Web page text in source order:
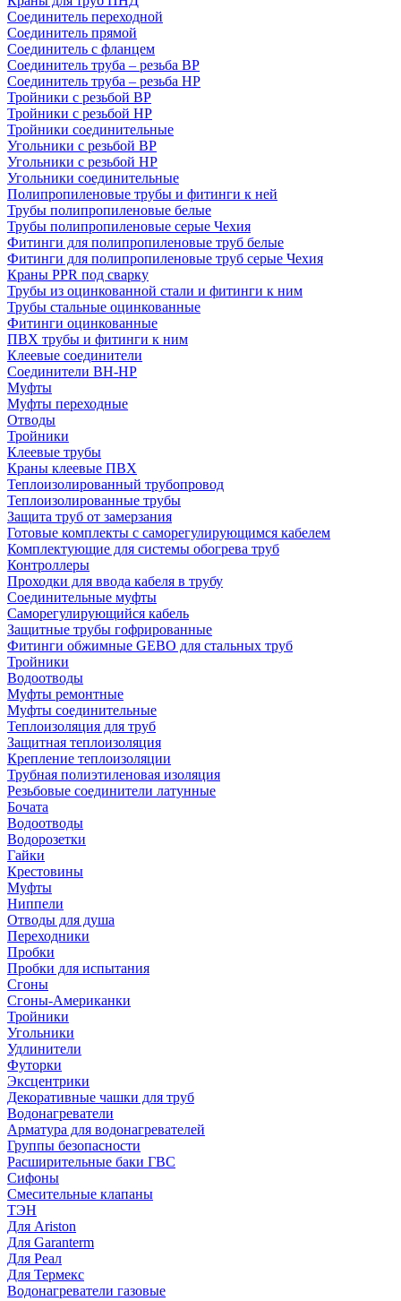
Соединитель переходной
Соединитель прямой
Соединитель с фланцем
Соединитель труба – резьба ВР
Соединитель труба – резьба НР
Тройники с резьбой ВР
Тройники с резьбой НР
Тройники соединительные
Угольники с резьбой ВР
Угольники с резьбой НР
Угольники соединительные
Полипропиленовые трубы и фитинги к ней
Трубы полипропиленовые белые
Трубы полипропиленовые серые Чехия
Фитинги для полипропиленовые труб белые
Фитинги для полипропиленовые труб серые Чехия
Краны PPR под сварку
Трубы из оцинкованной стали и фитинги к ним
Трубы стальные оцинкованные
Фитинги оцинкованные
ПВХ трубы и фитинги к ним
Клеевые соединители
Соединители ВН-НР
Муфты
Муфты переходные
Отводы
Тройники
Клеевые трубы
Краны клеевые ПВХ
Теплоизолированный трубопровод
Теплоизолированные трубы
Защита труб от замерзания
Готовые комплекты с саморегулирующимся кабелем
Комплектующие для системы обогрева труб
Контроллеры
Проходки для ввода кабеля в трубу
Соединительные муфты
Саморегулирующийся кабель
Защитные трубы гофрированные
Фитинги обжимные GEBO для стальных труб
Тройники
Водоотводы
Муфты ремонтные
Муфты соединительные
Теплоизоляция для труб
Защитная теплоизоляция
Крепление теплоизоляции
Трубная полиэтиленовая изоляция
Резьбовые соединители латунные
Бочата
Водоотводы
Водорозетки
Гайки
Крестовины
Муфты
Ниппели
Отводы для душа
Переходники
Пробки
Пробки для испытания
Сгоны
Сгоны-Американки
Тройники
Угольники
Удлинители
Футорки
Эксцентрики
Декоративные чашки для труб
Водонагреватели
Арматура для водонагревателей
Группы безопасности
Расширительные баки ГВС
Сифоны
Смесительные клапаны
ТЭН
Для Ariston
Для Garanterm
Для Реал
Для Термекс
Водонагреватели газовые